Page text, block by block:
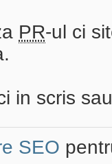
PR-ul ci
in scris
SEO